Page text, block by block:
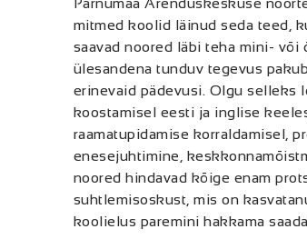
Pärnumaa Arenduskeskuse
mitmed koolid läinud seda teed,
saavad noored läbi teha mini- või
ülesandena tunduv tegevus
erinevaid pädevusi. Olgu selleks
koostamisel eesti ja inglise
raamatupidamise korraldamisel,
enesejuhtimine,
noored hindavad kõige enam
suhtlemisoskust, mis on
koolielus paremini hakkama